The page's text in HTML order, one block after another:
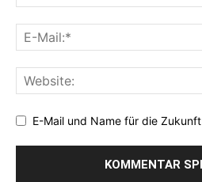
E-Mail und Name für die